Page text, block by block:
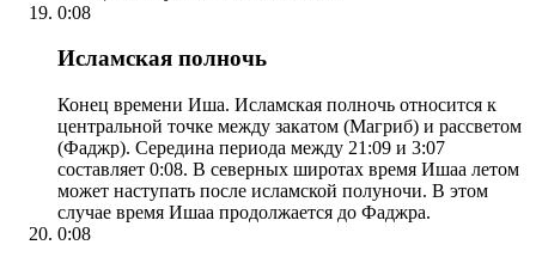
0:08
Исламская полночь
Конец времени Иша. Исламская полночь относится к
центральной точке между закатом (Магриб) и рассветом
(Фаджр). Середина периода между 21:09 и 3:07
составляет 0:08. В северных широтах время Ишаа летом
может наступать после исламской полуночи. В этом
случае время Ишаа продолжается до Фаджра.
0:08